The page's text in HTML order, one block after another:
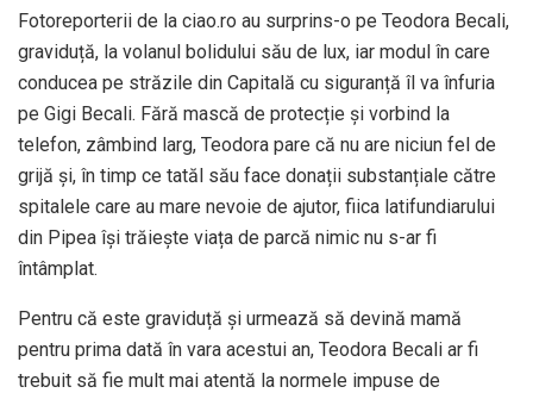
Fotoreporterii de la ciao.ro au surprins-o pe Teodora Becali,
graviduță, la volanul bolidului său de lux, iar modul în care
conducea pe străzile din Capitală cu siguranță îl va înfuria
pe Gigi Becali. Fără mască de protecție și vorbind la
telefon, zâmbind larg, Teodora pare că nu are niciun fel de
grijă și, în timp ce tatăl său face donații substanțiale către
spitalele care au mare nevoie de ajutor, fiica latifundiarului
din Pipea își trăiește viața de parcă nimic nu s-ar fi
întâmplat.
Pentru că este graviduță și urmează să devină mamă
pentru prima dată în vara acestui an, Teodora Becali ar fi
trebuit să fie mult mai atentă la normele impuse de